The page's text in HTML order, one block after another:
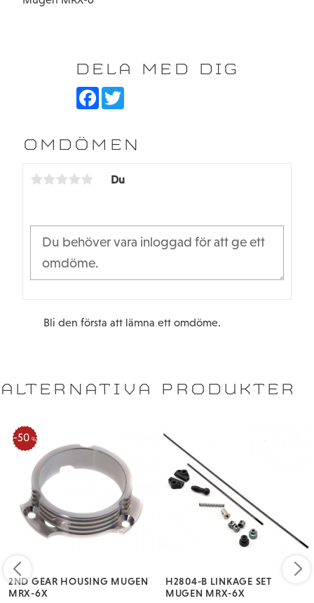
DELA MED DIG
F
b
o
T
t
e
OMDÖMEN
Du
Bli den första att lämna ett omdöme.
ALTERNATIVA PRODUKTER
2ND GEAR HOUSING MUGEN
MRX-6X
50 %
H2804-B LINKAGE SET
MUGEN MRX-6X